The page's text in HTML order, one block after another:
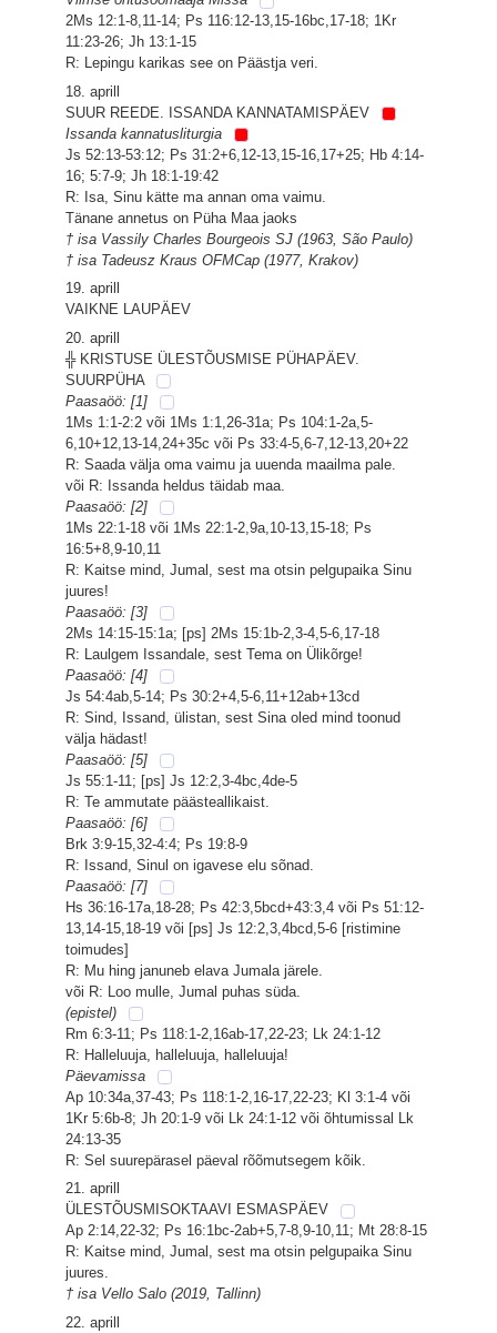
2Ms 12:1-8,11-14; Ps 116:12-13,15-16bc,17-18; 1Kr
11:23-26; Jh 13:1-15
R: Lepingu karikas see on Päästja veri.
18. aprill
SUUR REEDE. ISSANDA KANNATAMISPÄEV
Issanda kannatusliturgia
Js 52:13-53:12; Ps 31:2+6,12-13,15-16,17+25; Hb 4:14-
16; 5:7-9; Jh 18:1-19:42
R: Isa, Sinu kätte ma annan oma vaimu.
Tänane annetus on Püha Maa jaoks
† isa Vassily Charles Bourgeois SJ (1963, São Paulo)
† isa Tadeusz Kraus OFMCap (1977, Krakov)
19. aprill
VAIKNE LAUPÄEV
20. aprill
╬ KRISTUSE ÜLESTÕUSMISE PÜHAPÄEV.
SUURPÜHA
Paasaöö: [1]
1Ms 1:1-2:2 või 1Ms 1:1,26-31a; Ps 104:1-2a,5-
6,10+12,13-14,24+35c või Ps 33:4-5,6-7,12-13,20+22
R: Saada välja oma vaimu ja uuenda maailma pale.
või R: Issanda heldus täidab maa.
Paasaöö: [2]
1Ms 22:1-18 või 1Ms 22:1-2,9a,10-13,15-18; Ps
16:5+8,9-10,11
R: Kaitse mind, Jumal, sest ma otsin pelgupaika Sinu
juures!
Paasaöö: [3]
2Ms 14:15-15:1a; [ps] 2Ms 15:1b-2,3-4,5-6,17-18
R: Laulgem Issandale, sest Tema on Ülikõrge!
Paasaöö: [4]
Js 54:4ab,5-14; Ps 30:2+4,5-6,11+12ab+13cd
R: Sind, Issand, ülistan, sest Sina oled mind toonud
välja hädast!
Paasaöö: [5]
Js 55:1-11; [ps] Js 12:2,3-4bc,4de-5
R: Te ammutate päästeallikaist.
Paasaöö: [6]
Brk 3:9-15,32-4:4; Ps 19:8-9
R: Issand, Sinul on igavese elu sõnad.
Paasaöö: [7]
Hs 36:16-17a,18-28; Ps 42:3,5bcd+43:3,4 või Ps 51:12-
13,14-15,18-19 või [ps] Js 12:2,3,4bcd,5-6 [ristimine
toimudes]
R: Mu hing januneb elava Jumala järele.
või R: Loo mulle, Jumal puhas süda.
(epistel)
Rm 6:3-11; Ps 118:1-2,16ab-17,22-23; Lk 24:1-12
R: Halleluuja, halleluuja, halleluuja!
Päevamissa
Ap 10:34a,37-43; Ps 118:1-2,16-17,22-23; Kl 3:1-4 või
1Kr 5:6b-8; Jh 20:1-9 või Lk 24:1-12 või õhtumissal Lk
24:13-35
R: Sel suurepärasel päeval rõõmutsegem kõik.
21. aprill
ÜLESTÕUSMISOKTAAVI ESMASPÄEV
Ap 2:14,22-32; Ps 16:1bc-2ab+5,7-8,9-10,11; Mt 28:8-15
R: Kaitse mind, Jumal, sest ma otsin pelgupaika Sinu
juures.
† isa Vello Salo (2019, Tallinn)
22. aprill